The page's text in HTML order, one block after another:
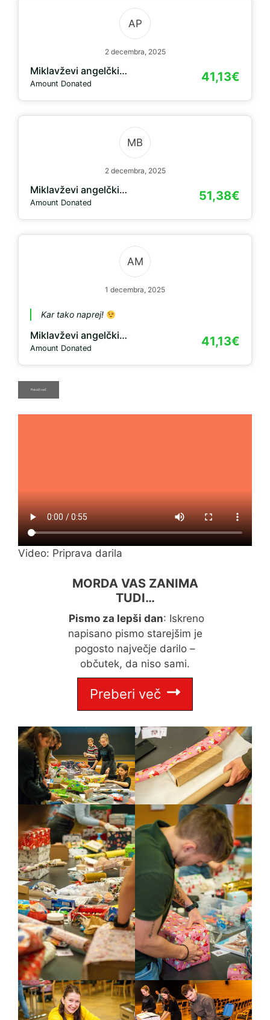
AP
2 decembra, 2025
Miklavževi angelčki…
Amount Donated 41,13€
MB
2 decembra, 2025
Miklavževi angelčki…
Amount Donated 51,38€
AM
1 decembra, 2025
Kar tako naprej!
Miklavževi angelčki…
Amount Donated 41,13€
Pokaži več
Video: Priprava darila
MORDA VAS ZANIMA
TUDI…
Pismo za lepši dan: Iskreno
napisano pismo starejšim je
pogosto največje darilo –
občutek, da niso sami.
Preberi več